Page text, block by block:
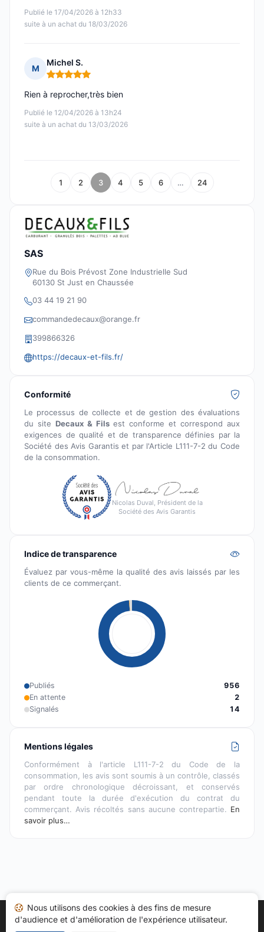
Publié le 17/04/2026 à 12h33
suite à un achat du 18/03/2026
M
Michel S.
Note : 5 sur 5
Publié le 12/04/2026 à 13h24
suite à un achat du 13/03/2026
Rien à reprocher,très bien
1 2 3 4 5 6 … 24
SAS
Rue du Bois Prévost Zone Industrielle Sud
60130 St Just en Chaussée
03 44 19 21 90
commandedecaux@orange.fr
399866326
https://decaux-et-fils.fr/
Conformité
Le processus de collecte et de gestion des évaluations
du site Decaux & Filsest conforme et correspond aux
exigences de qualité et de transparence définies par la
Société des Avis Garantis et par l'Article L111-7-2 du Code
de la consommation.
Nicolas Duval, Président de la
Société des Avis Garantis
Indice de transparence
Évaluez par vous-même la qualité des avis laissés par les
clients de ce commerçant.
Publiés
956
En attente
2
Signalés
14
Mentions légales
Conformément à l'article L111-7-2 du Code de la
consommation, les avis sont soumis à un contrôle, classés
par ordre chronologique décroissant, et conservés
pendant toute la durée d'exécution du contrat du
commerçant. Avis récoltés sans aucune contrepartie. En
savoir plus…
Accueil Mes avis Catégories CGU
Cookies
Nous utilisons des cookies à des fins de mesure
d'audience et d'amélioration de l'expérience utilisateur.